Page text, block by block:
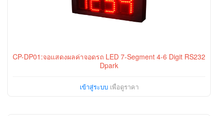
CP-DP01:จอแสดงผลค่าจอดรถ LED 7-Segment 4-6 Digit RS232
Dpark
เข้าสู่ระบบเพื่อดูราคา